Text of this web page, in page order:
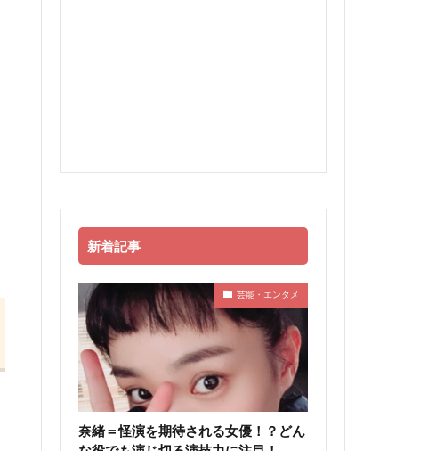
新着記事
芸能・エンタメ
奈緒＝怪演を期待される女優！？どん